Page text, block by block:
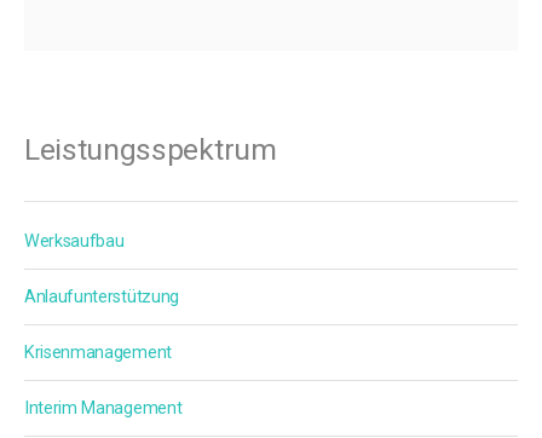
Leistungsspektrum
Werksaufbau
Anlaufunterstützung
Krisenmanagement
Interim Management